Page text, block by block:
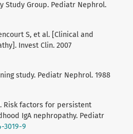
Study Group. Pediatr Nephrol.
S, et al. [Clinical and
Invest Clin. 2007
study. Pediatr Nephrol. 1988
Risk factors for persistent
IgA nephropathy. Pediatr
3019-9